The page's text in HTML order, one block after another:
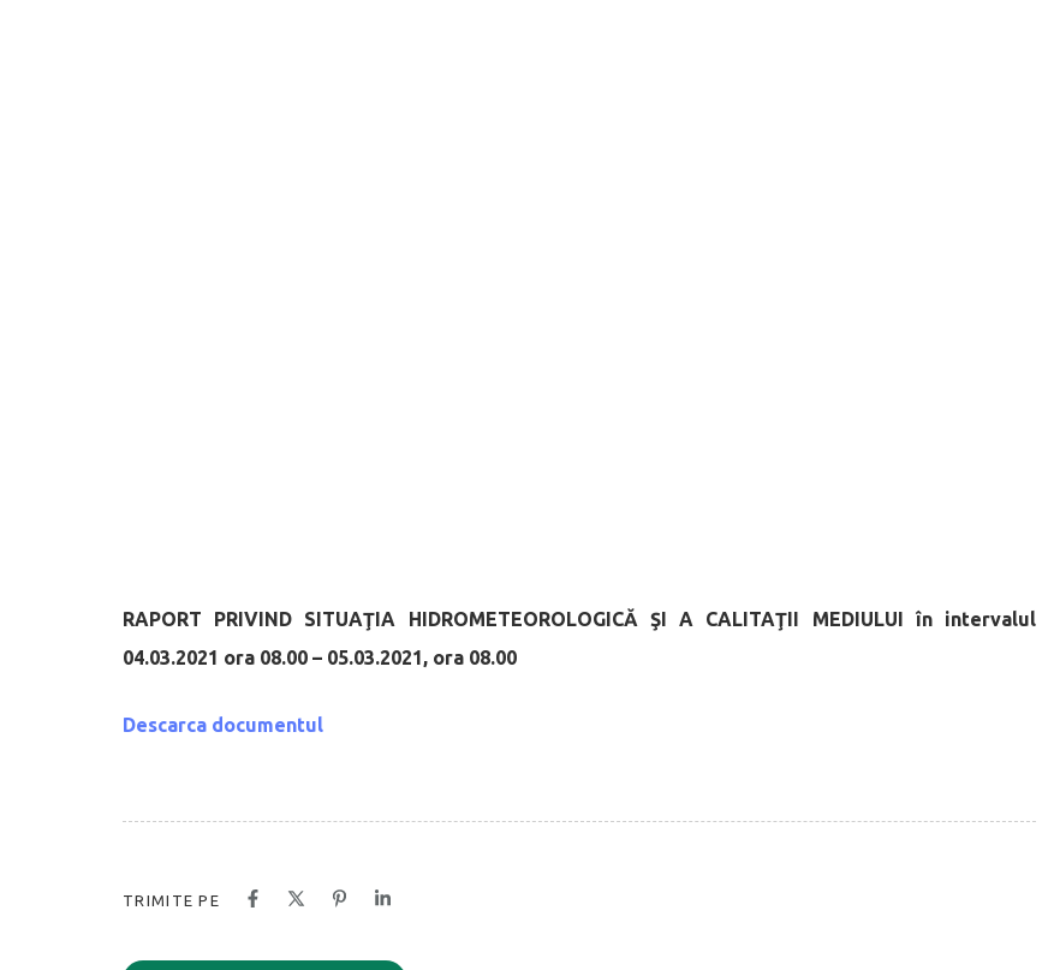
RAPORT PRIVIND SITUAŢIA HIDROMETEOROLOGICĂ ŞI A CALITAŢII MEDIULUI în intervalul
04.03.2021 ora 08.00 – 05.03.2021, ora 08.00
Descarca documentul
TRIMITE PE